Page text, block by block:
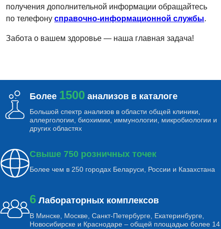
получения дополнительной информации обращайтесь
по телефону справочно-информационной службы.
Забота о вашем здоровье — наша главная задача!
Более 1500 анализов в каталоге
Большой спектр анализов в области общей клиники,
аллергологии, биохимии, иммунологии, микробиологии и
других областях
Свыше 750 розничных точек
Более чем в 250 городах Беларуси, России и Казахстана
6 Лабораторных комплексов
В Минске, Москве, Санкт-Петербурге, Екатеринбурге,
Новосибирске и Краснодаре – общей площадью более 14